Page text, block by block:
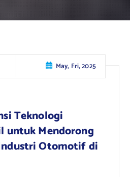
May, Fri, 2025
Teknologi
Mendorong
Otomotif di